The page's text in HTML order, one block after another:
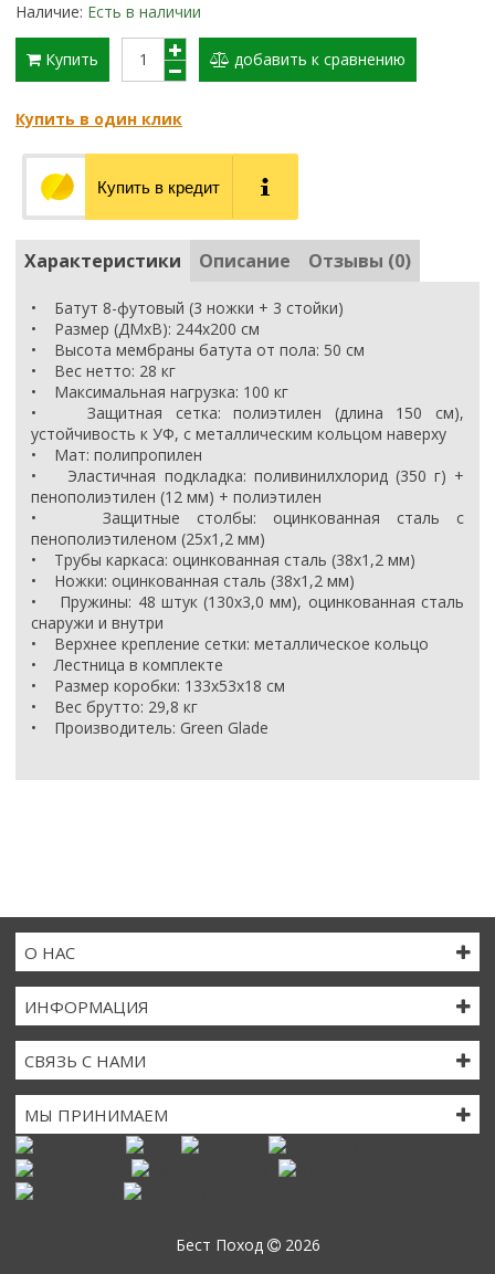
Наличие: Есть в наличии
Купить добавить к сравнению
Купить в один клик
Купить в кредит
Характеристики Описание Отзывы (0)
• Батут 8-футовый (3 ножки + 3 стойки)
• Размер (ДМхВ): 244х200 см
• Высота мембраны батута от пола: 50 см
• Вес нетто: 28 кг
• Максимальная нагрузка: 100 кг
• Защитная сетка: полиэтилен (длина 150 см),
устойчивость к УФ, с металлическим кольцом наверху
• Мат: полипропилен
• Эластичная подкладка: поливинилхлорид (350 г) +
пенополиэтилен (12 мм) + полиэтилен
• Защитные столбы: оцинкованная сталь с
пенополиэтиленом (25х1,2 мм)
• Трубы каркаса: оцинкованная сталь (38х1,2 мм)
• Ножки: оцинкованная сталь (38х1,2 мм)
• Пружины: 48 штук (130х3,0 мм), оцинкованная сталь
снаружи и внутри
• Верхнее крепление сетки: металлическое кольцо
• Лестница в комплекте
• Размер коробки: 133х53х18 см
• Вес брутто: 29,8 кг
• Производитель: Green Glade
О НАС
ИНФОРМАЦИЯ
СВЯЗЬ С НАМИ
МЫ ПРИНИМАЕМ
Бест Поход 2026